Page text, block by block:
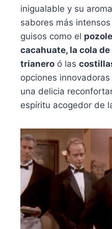
inigualable y su
sabores más
guisos como el
cacahuate, la cola
trianero ó las
opciones
una delicia
espíritu acogedor de